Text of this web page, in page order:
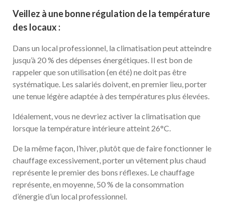
Veillez à une bonne régulation de la température
des locaux :
Dans un local professionnel, la climatisation peut atteindre
jusqu’à 20 % des dépenses énergétiques. Il est bon de
rappeler que son utilisation (en été) ne doit pas être
systématique. Les salariés doivent, en premier lieu, porter
une tenue légère adaptée à des températures plus élevées.
Idéalement, vous ne devriez activer la climatisation que
lorsque la température intérieure atteint 26°C.
De la même façon, l’hiver, plutôt que de faire fonctionner le
chauffage excessivement, porter un vêtement plus chaud
représente le premier des bons réflexes. Le chauffage
représente, en moyenne, 50 % de la consommation
d’énergie d’un local professionnel.